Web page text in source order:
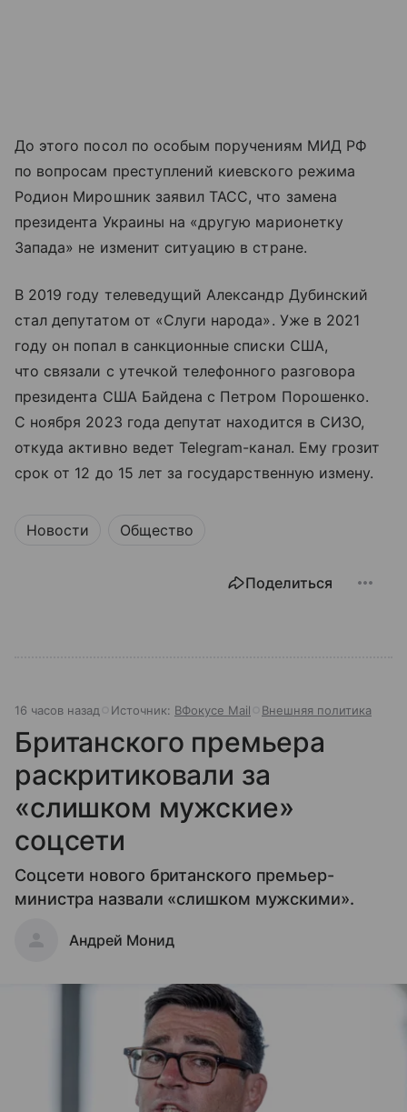
До этого посол по особым поручениям МИД РФ
по вопросам преступлений киевского режима
Родион Мирошник заявил ТАСС, что замена
президента Украины на «другую марионетку
Запада» не изменит ситуацию в стране.
В 2019 году телеведущий Александр Дубинский
стал депутатом от «Слуги народа». Уже в 2021
году он попал в санкционные списки США,
что связали с утечкой телефонного разговора
президента США Байдена с Петром Порошенко.
С ноября 2023 года депутат находится в СИЗО,
откуда активно ведет Telegram-канал. Ему грозит
срок от 12 до 15 лет за государственную измену.
Новости Общество
Поделиться
16 часов назад Источник: ВФокусе Mail Внешняя политика
Британского премьера
раскритиковали за
«слишком мужские»
соцсети
Соцсети нового британского премьер-
министра назвали «слишком мужскими».
Андрей Монид